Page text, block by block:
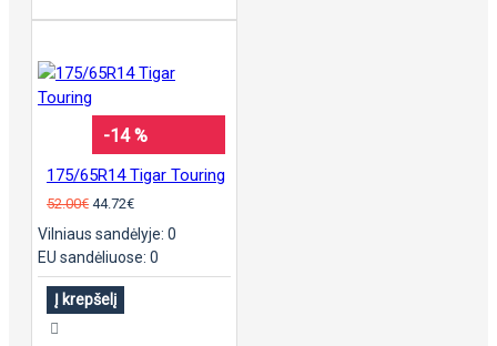
-14 %
175/65R14 Tigar Touring
52.00€ 44.72€
Vilniaus sandėlyje: 0
EU sandėliuose: 0
Į krepšelį